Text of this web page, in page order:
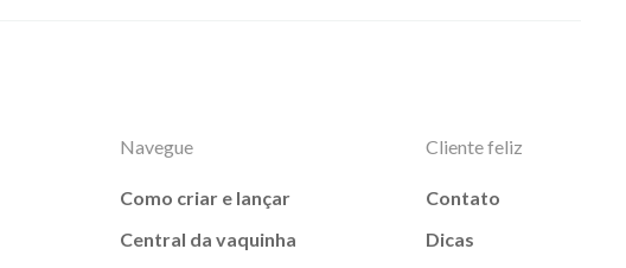
Navegue
Como criar e lançar
Central da vaquinha
Cliente feliz
Contato
Dicas